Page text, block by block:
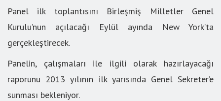
Panel ilk toplantısını Birleşmiş Milletler Genel
Kurulu’nun açılacağı Eylül ayında New York’ta
gerçekleştirecek.
Panelin, çalışmaları ile ilgili olarak hazırlayacağı
raporunu 2013 yılının ilk yarısında Genel Sekreter’e
sunması bekleniyor.